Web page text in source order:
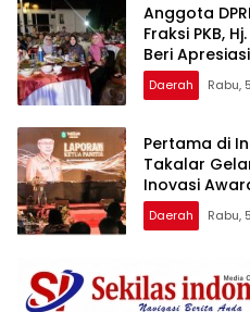
Anggota
Fraksi PKB,
Beri
Lentera
Apresiasi
Daerah Rabu,
Pertama di
Takalar
Inovasi
Berprestasi
Daerah Rabu,